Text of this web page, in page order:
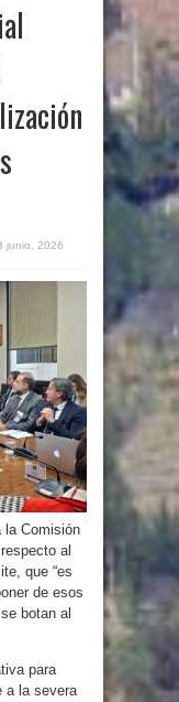
junio, 2026
la Comisión
al
que “es
de esos
botan al
para
a la severa